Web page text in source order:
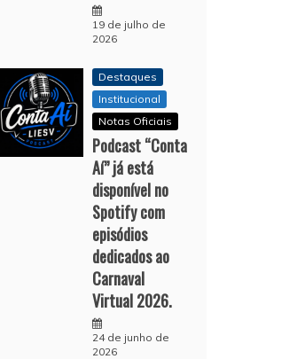
19 de julho de
2026
Destaques
Institucional
Notas Oficiais
Podcast “Conta
Aí” já está
disponível no
Spotify com
episódios
dedicados ao
Carnaval
Virtual 2026.
24 de junho de
2026